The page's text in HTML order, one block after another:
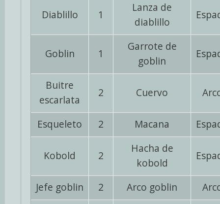
Diablillo
1
Lanza de
diablillo
Goblin 1
Garrote de
goblin
Buitre
escarlata
2 Cuervo
Esqueleto 2 Macana
Kobold 2
Hacha de
kobold
Jefe goblin 2 Arco goblin